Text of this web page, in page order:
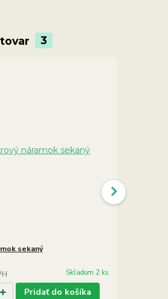
3
sekaný
Skladom 2 ks
Pridať do košíka